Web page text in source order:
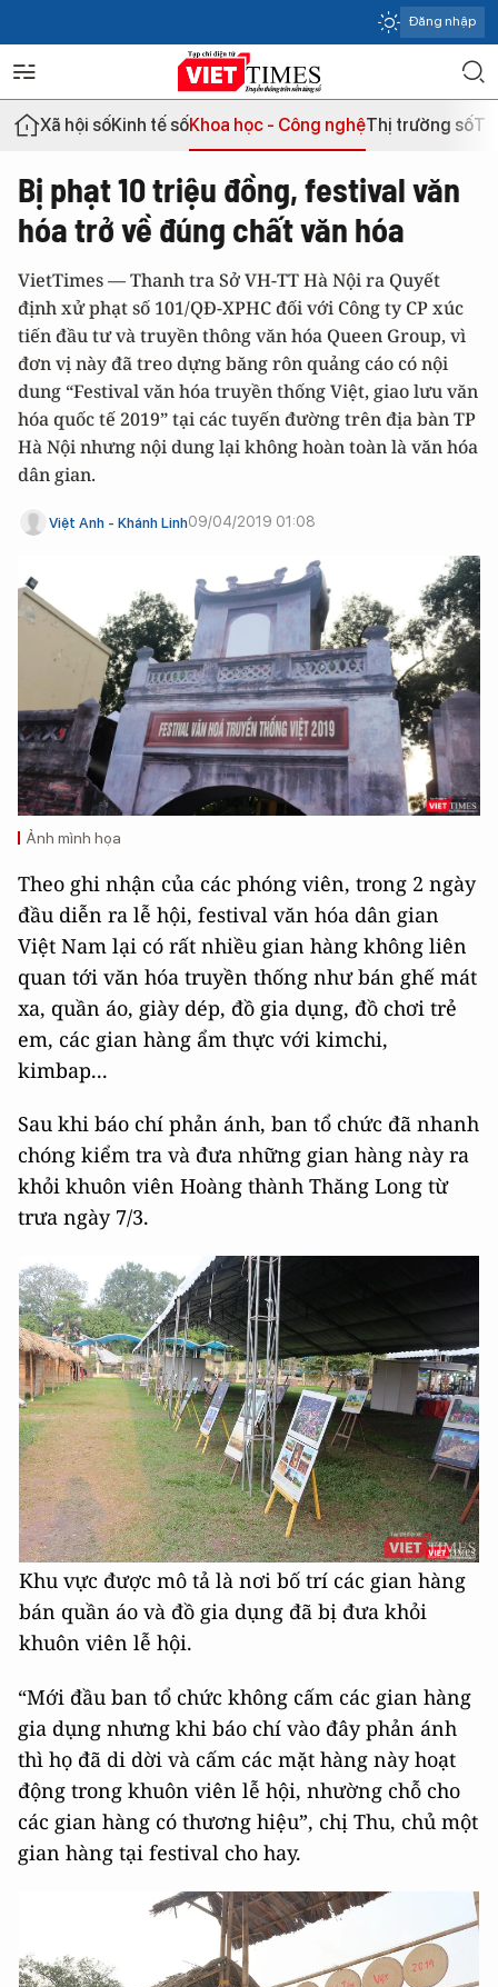
Đăng nhập
Xã hội sốKinh tế sốKhoa học - Công nghệThị trường số
Bị phạt 10 triệu đồng, festival văn
hóa trở về đúng chất văn hóa
VietTimes — Thanh tra Sở VH-TT Hà Nội ra Quyết
định xử phạt số 101/QĐ-XPHC đối với Công ty CP xúc
tiến đầu tư và truyền thông văn hóa Queen Group, vì
đơn vị này đã treo dựng băng rôn quảng cáo có nội
dung “Festival văn hóa truyền thống Việt, giao lưu văn
hóa quốc tế 2019” tại các tuyến đường trên địa bàn TP
Hà Nội nhưng nội dung lại không hoàn toàn là văn hóa
dân gian.
Việt Anh - Khánh Linh09/04/2019 01:08
Ảnh mình họa
Theo ghi nhận của các phóng viên, trong 2 ngày
đầu diễn ra lễ hội, festival văn hóa dân gian
Việt Nam lại có rất nhiều gian hàng không liên
quan tới văn hóa truyền thống như bán ghế mát
xa, quần áo, giày dép, đồ gia dụng, đồ chơi trẻ
em, các gian hàng ẩm thực với kimchi,
kimbap...
Sau khi báo chí phản ánh, ban tổ chức đã nhanh
chóng kiểm tra và đưa những gian hàng này ra
khỏi khuôn viên Hoàng thành Thăng Long từ
trưa ngày 7/3.
Khu vực được mô tả là nơi bố trí các gian hàng
bán quần áo và đồ gia dụng đã bị đưa khỏi
khuôn viên lễ hội.
“Mới đầu ban tổ chức không cấm các gian hàng
gia dụng nhưng khi báo chí vào đây phản ánh
thì họ đã di dời và cấm các mặt hàng này hoạt
động trong khuôn viên lễ hội, nhường chỗ cho
các gian hàng có thương hiệu”, chị Thu, chủ một
gian hàng tại festival cho hay.